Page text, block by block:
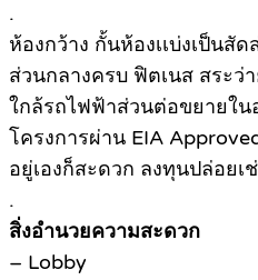
.
ห้องกว้าง กั้นห้องเเบ่งเป็นสั
ส่วนกลางครบ ฟิตเนส สระว่
ใกล้รถไฟฟ้าส่วนต่อขยายใ
โครงการผ่าน EIA
อยู่เองก็สะดวก ลงทุนปล่อยเ
.
สิ่งอำนวยความสะดวก
– Lobby